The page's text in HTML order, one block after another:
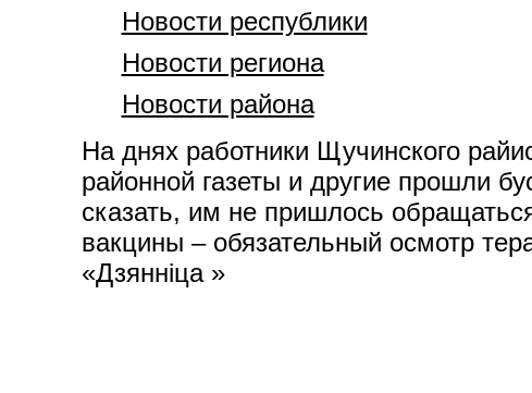
Новости республики
Новости региона
Новости района
На днях работники Щучинского
районной газеты и другие прошли
сказать, им не пришлось
вакцины – обязательный осмотр
«Дзяннiца »